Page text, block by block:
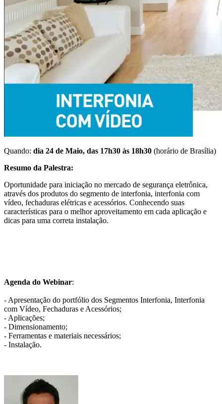
Quando: dia 24 de Maio, das 17h30 às 18h30 (horário de Brasília)
Resumo da Palestra:
Oportunidade para iniciação no mercado de segurança eletrônica,
através dos produtos do segmento de interfonia, interfonia com
vídeo, fechaduras elétricas e acessórios. Conhecendo suas
características para o melhor aproveitamento em cada aplicação e
dicas para uma correta instalação.
Agenda do Webinar:
- Apresentação do portfólio dos Segmentos Interfonia, Interfonia
com Vídeo, Fechaduras e Acessórios;
- Aplicações;
- Dimensionamento;
- Ferramentas e materiais necessários;
- Instalação.